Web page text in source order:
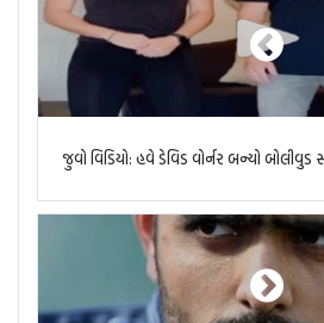
જુવો વિડિયો: હવે ડેવિડ વોર્નર બન્યો બોલીવુડ